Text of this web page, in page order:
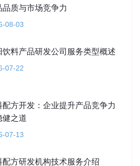
品质与市场竞争力
08-03
饮料产品研发公司服务类型概述
07-22
配方开发：企业提升产品竞争力
健之道
07-13
配方研发机构技术服务介绍